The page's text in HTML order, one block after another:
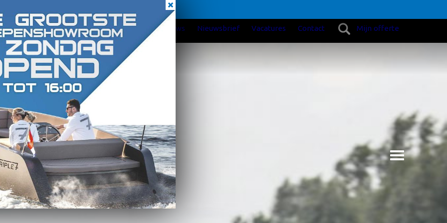
Home Over Verschuur WS Nieuws Reviews Nieuwsbrief Vacatures Contact Mijn offerte